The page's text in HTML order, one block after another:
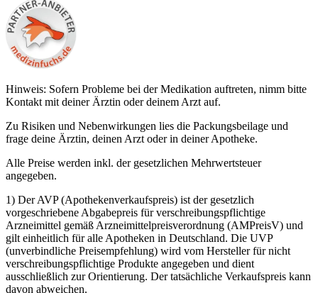
Hinweis: Sofern Probleme bei der Medikation auftreten, nimm bitte
Kontakt mit deiner Ärztin oder deinem Arzt auf.
Zu Risiken und Nebenwirkungen lies die Packungsbeilage und
frage deine Ärztin, deinen Arzt oder in deiner Apotheke.
Alle Preise werden inkl. der gesetzlichen Mehrwertsteuer
angegeben.
1) Der AVP (Apothekenverkaufspreis) ist der gesetzlich
vorgeschriebene Abgabepreis für verschreibungspflichtige
Arzneimittel gemäß Arzneimittelpreisverordnung (AMPreisV) und
gilt einheitlich für alle Apotheken in Deutschland. Die UVP
(unverbindliche Preisempfehlung) wird vom Hersteller für nicht
verschreibungspflichtige Produkte angegeben und dient
ausschließlich zur Orientierung. Der tatsächliche Verkaufspreis kann
davon abweichen.